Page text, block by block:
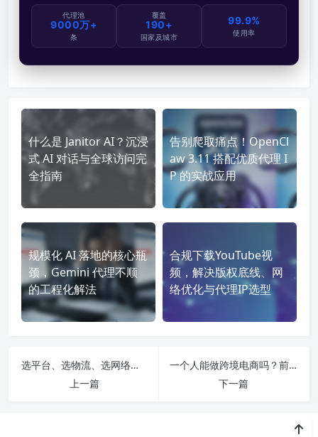
代理池
9000万+
条
覆盖
190+
国家及城市
99.9%
使用率
什么是 Janitor AI？沉浸
式 AI 对话与全球访问完
全指南
告别爬取痛点！OpenCl
aw 3.11 搭配优质代理 I
P 的实战应用
规模化 AI 落地的核心瓶
颈，Gemini 代理不顺
的工程化解法
合规下载YouTube视
频，解决版权底线、网
络优化与代理IP选型
选平台、选物流、选网络：跨境电商哪家公司好的三维评估模型
上一篇
一个人能做跨境电商吗？前提是你把这四件事做对
下一篇